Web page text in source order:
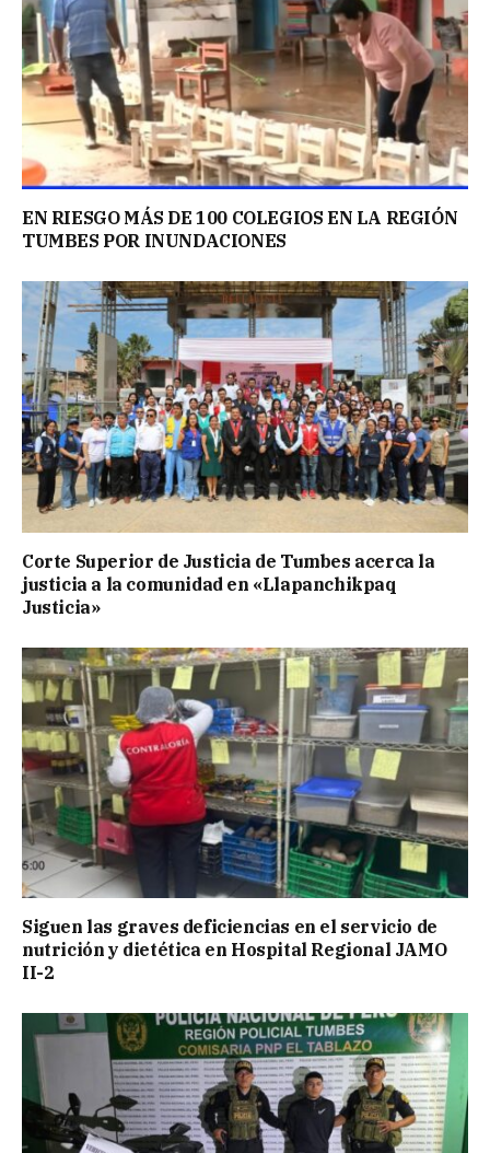
EN RIESGO MÁS DE 100 COLEGIOS EN LA REGIÓN
TUMBES POR INUNDACIONES
Corte Superior de Justicia de Tumbes acerca la
justicia a la comunidad en «Llapanchikpaq
Justicia»
Siguen las graves deficiencias en el servicio de
nutrición y dietética en Hospital Regional JAMO
II-2